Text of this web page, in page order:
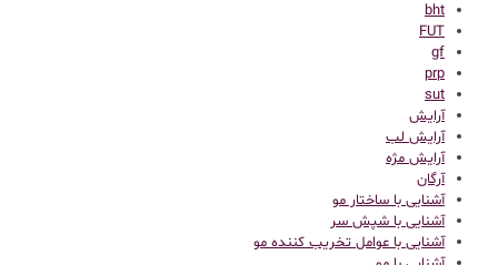
bht
FUT
gf
prp
sut
آرایش
آرایش لب
آرایش مژه
آرگان
آشنایی با ساختار مو
آشنایی با شپش سر
آشنایی با عوامل تخریب کننده مو